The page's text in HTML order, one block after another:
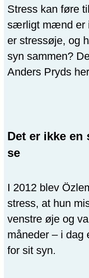
Stress kan føre
særligt mænd er
er stressøje, og
syn sammen?
Anders Pryds
Det er ikke en
se
I 2012 blev
stress, at hun
venstre øje og
måneder – i dag
for sit syn.